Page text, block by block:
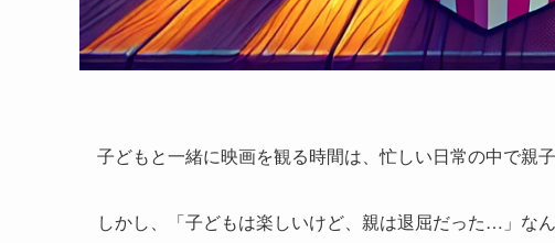
子どもと一緒に映画を観る時間は、忙しい日常の中で親
しかし、「子どもは楽しいけど、親は退屈だった…」な